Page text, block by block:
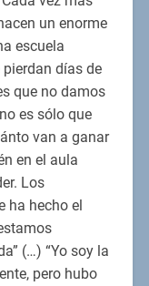
un enorme
escuela
días de
que no damos
es sólo que
van a ganar
en el aula
Los
ha hecho el
(…) “Yo soy la
pero hubo